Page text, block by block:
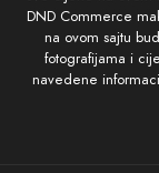
DND Commerce
na ovom sajtu
fotografijama i
navedene